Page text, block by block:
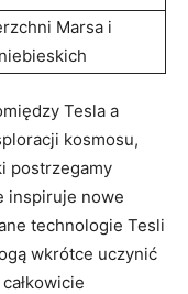
Marsa i
Tesla a
kosmosu,
postrzegamy
inspiruje nowe
technologie Tesli
wkrótce uczynić